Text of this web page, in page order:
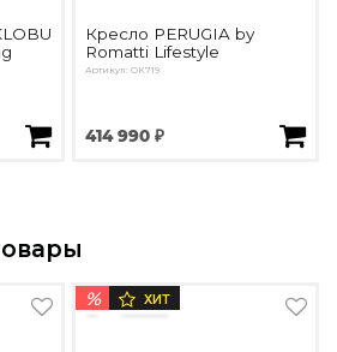
Кресло PERUGIA by
Romatti Lifestyle
Артикул: OK719
414 990 ₽
% ХИТ